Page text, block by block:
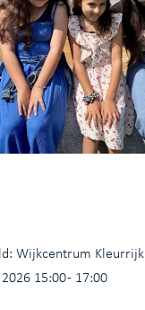
Wijkcentrum Kleurrijk
15:00 - 17:00